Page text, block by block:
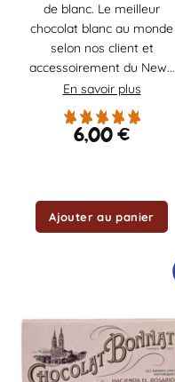
de blanc. Le meilleur
chocolat blanc au monde
selon nos client et
accessoirement du New...
En savoir plus
6,00€
Ajouter au panier